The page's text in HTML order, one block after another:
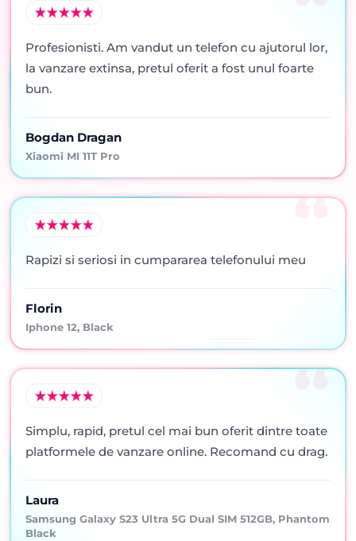
Profesionisti. Am vandut un telefon cu ajutorul lor,
la vanzare extinsa, pretul oferit a fost unul foarte
bun.
Bogdan Dragan
Xiaomi MI 11T Pro
Rapizi si seriosi in cumpararea telefonului meu
Florin
Iphone 12, Black
Simplu, rapid, pretul cel mai bun oferit dintre toate
platformele de vanzare online. Recomand cu drag.
Laura
Samsung Galaxy S23 Ultra 5G Dual SIM 512GB, Phantom
Black